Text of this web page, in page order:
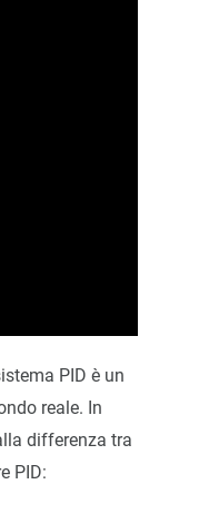
PID è un
reale. In
differenza tra
PID: